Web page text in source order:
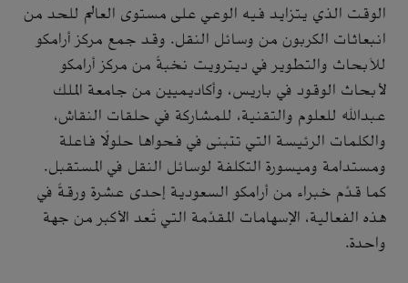
الوقت الذي يتزايد فيه الوعي على مستوى العالم للحد من
انبعاثات الكربون من وسائل النقل. وقد جمع مركز أرامكو
للأبحاث والتطوير في ديترويت نخبةً من مركز أرامكو
لأبحاث الوقود في باريس، وأكاديميين من جامعة الملك
عبدالله للعلوم والتقنية، للمشاركة في حلقات النقاش،
والكلمات الرئيسة التي تتبنى في فحواها حلولًا فاعلة
ومستدامة وميسورة التكلفة لوسائل النقل في المستقبل.
كما قدَّم خبراء من أرامكو السعودية إحدى عشرة ورقةً في
هذه الفعالية، الإسهامات المقدَّمة التي تُعد الأكبر من جهة
واحدة.